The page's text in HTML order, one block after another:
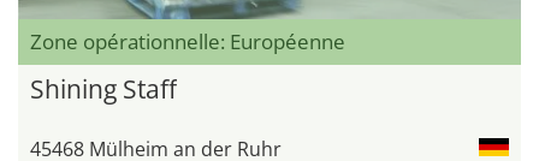
Zone opérationnelle: Européenne
Shining Staff
45468 Mülheim an der Ruhr